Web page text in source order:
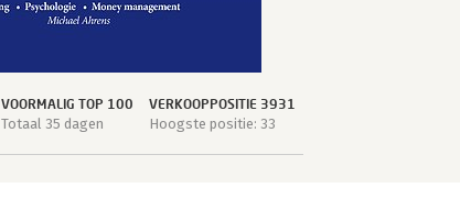
VOORMALIG TOP 100
Totaal 35 dagen
VERKOOPPOSITIE 3931
Hoogste positie: 33